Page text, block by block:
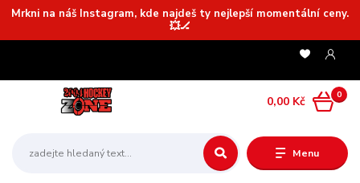
Mrkni na náš Instagram, kde najdeš ty nejlepší momentální ceny.
💥🏒
Menu
0
0,00 Kč